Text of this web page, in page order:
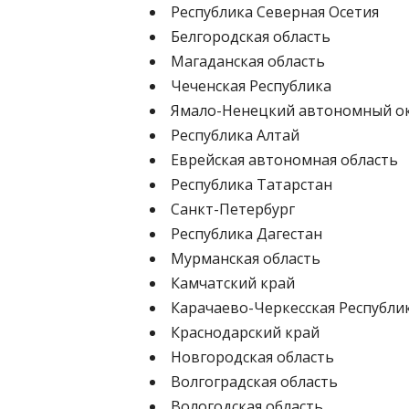
Республика Северная Осетия
Белгородская область
Магаданская область
Чеченская Республика
Ямало-Ненецкий автономный
Республика Алтай
Еврейская автономная область
Республика Татарстан
Санкт-Петербург
Республика Дагестан
Мурманская область
Камчатский край
Карачаево-Черкесская
Краснодарский край
Новгородская область
Волгоградская область